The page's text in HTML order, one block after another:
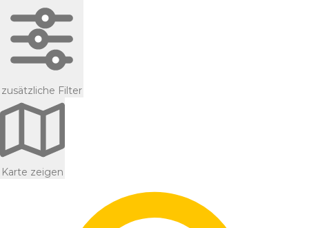
zusätzliche Filter
Karte zeigen